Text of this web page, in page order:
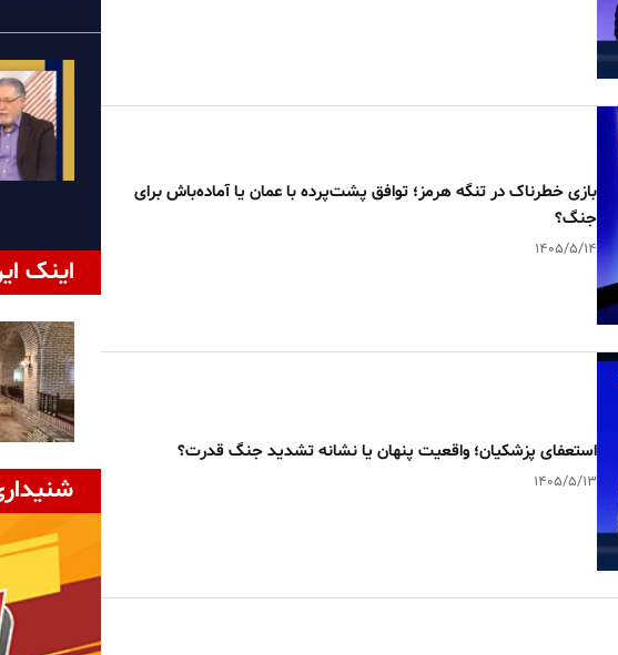
بازی خطرناک در تنگه هرمز؛ توافق پشت‌پرده با عمان یا آماده‌باش برای
جنگ؟
۱۴۰۵/۵/۱۴
استعفای پزشکیان؛ واقعیت پنهان یا نشانه تشدید جنگ قدرت؟
۱۴۰۵/۵/۱۳
اینک